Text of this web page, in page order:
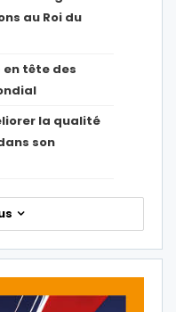
au Roi du
en tête des
la qualité
son